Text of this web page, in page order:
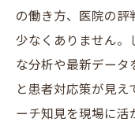
の働き方、医院の評
少なくありません。
な分析や最新デー
と患者対応策が見
ーチ知見を現場に活